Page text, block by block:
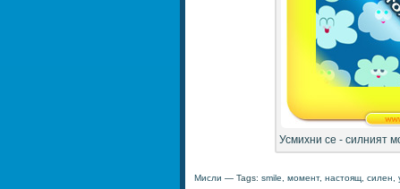
Усмихни се - силният
Мисли — Tags: smile момент, настоящ, силен